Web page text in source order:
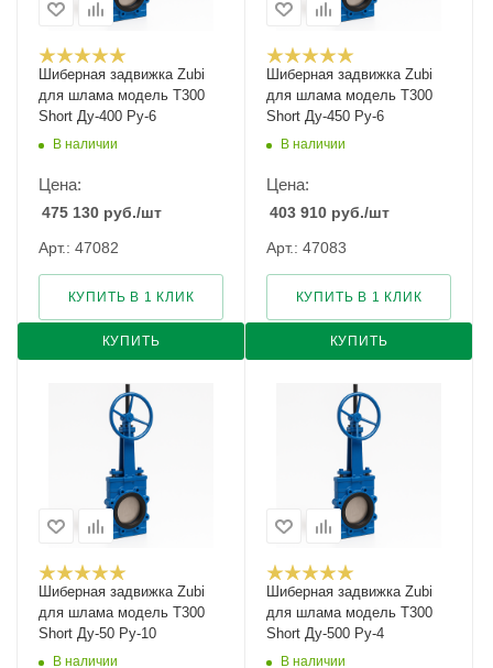
Шиберная задвижка Zubi
для шлама модель Т300
Short Ду-400 Ру-6
В наличии
Цена:
475 130 руб./шт
Арт.: 47082
КУПИТЬ
КУПИТЬ В 1 КЛИК
Шиберная задвижка Zubi
для шлама модель Т300
Short Ду-450 Ру-6
В наличии
Цена:
403 910 руб./шт
Арт.: 47083
КУПИТЬ
КУПИТЬ В 1 КЛИК
Шиберная задвижка Zubi
для шлама модель Т300
Short Ду-50 Ру-10
В наличии
Шиберная задвижка Zubi
для шлама модель Т300
Short Ду-500 Ру-4
В наличии